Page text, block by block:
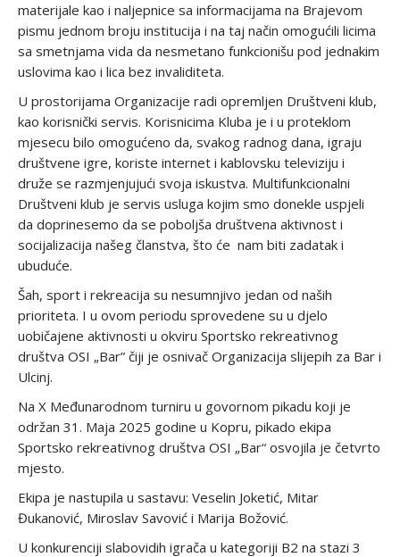
materijale kao i naljepnice sa informacijama na Brajevom
pismu jednom broju institucija i na taj način omogućili licima
sa smetnjama vida da nesmetano funkcionišu pod jednakim
uslovima kao i lica bez invaliditeta.
U prostorijama Organizacije radi opremljen Društveni klub,
kao korisnički servis. Korisnicima Kluba je i u proteklom
mjesecu bilo omogućeno da, svakog radnog dana, igraju
društvene igre, koriste internet i kablovsku televiziju i
druže se razmjenjujući svoja iskustva. Multifunkcionalni
Društveni klub je servis usluga kojim smo donekle uspjeli
da doprinesemo da se poboljša društvena aktivnost i
socijalizacija našeg članstva, što će nam biti zadatak i
ubuduće.
Šah, sport i rekreacija su nesumnjivo jedan od naših
prioriteta. I u ovom periodu sprovedene su u djelo
uobičajene aktivnosti u okviru Sportsko rekreativnog
društva OSI „Bar” čiji je osnivač Organizacija slijepih za Bar i
Ulcinj.
Na X Međunarodnom turniru u govornom pikadu koji je
održan 31. Maja 2025 godine u Kopru, pikado ekipa
Sportsko rekreativnog društva OSI „Bar“ osvojila je četvrto
mjesto.
Ekipa je nastupila u sastavu: Veselin Joketić, Mitar
Đukanović, Miroslav Savović i Marija Božović.
U konkurenciji slabovidih igrača u kategoriji B2 na stazi 3